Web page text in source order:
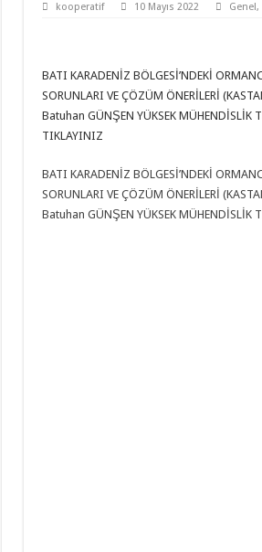
kooperatif 10 Mayıs 2022 Genel,
BATI KARADENİZ BÖLGESİ’NDEKİ
SORUNLARI VE ÇÖZÜM ÖNERİLERİ
Batuhan GÜNŞEN YÜKSEK MÜHENDİSLİK
TIKLAYINIZ
BATI KARADENİZ BÖLGESİ’NDEKİ
SORUNLARI VE ÇÖZÜM ÖNERİLERİ
Batuhan GÜNŞEN YÜKSEK MÜHENDİSLİK